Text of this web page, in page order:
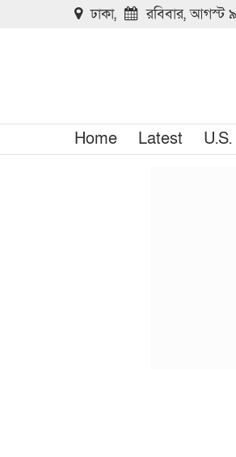
ঢাকা, রবিবার, আগস্ট
Home Latest U.S.